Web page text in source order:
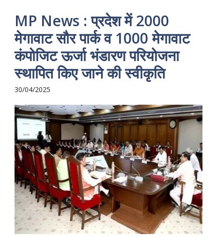
MP News : प्रदेश में 2000
मेगावाट सौर पार्क व 1000 मेगावाट
कंपोजिट ऊर्जा भंडारण परियोजना
स्थापित किए जाने की स्वीकृति
30/04/2025